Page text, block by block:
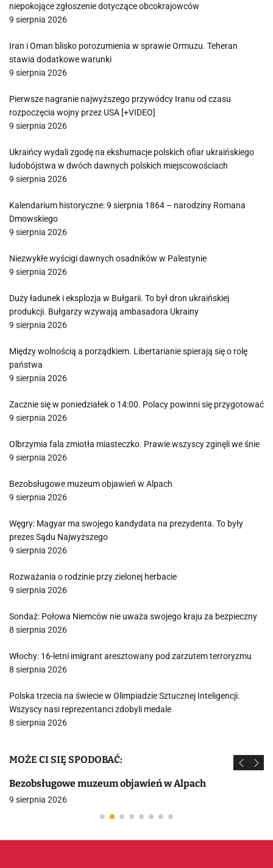
niepokojące zgłoszenie dotyczące obcokrajowców
9 sierpnia 2026
Iran i Oman blisko porozumienia w sprawie Ormuzu. Teheran
stawia dodatkowe warunki
9 sierpnia 2026
Pierwsze nagranie najwyższego przywódcy Iranu od czasu
rozpoczęcia wojny przez USA [+VIDEO]
9 sierpnia 2026
Ukraińcy wydali zgodę na ekshumacje polskich ofiar ukraińskiego
ludobójstwa w dwóch dawnych polskich miejscowościach
9 sierpnia 2026
Kalendarium historyczne: 9 sierpnia 1864 – narodziny Romana
Dmowskiego
9 sierpnia 2026
Niezwykłe wyścigi dawnych osadników w Palestynie
9 sierpnia 2026
Duży ładunek i eksplozja w Bułgarii. To był dron ukraińskiej
produkcji. Bułgarzy wzywają ambasadora Ukrainy
9 sierpnia 2026
Między wolnością a porządkiem. Libertarianie spierają się o rolę
państwa
9 sierpnia 2026
Zacznie się w poniedziałek o 14:00. Polacy powinni się przygotować
9 sierpnia 2026
Olbrzymia fala zmiotła miasteczko. Prawie wszyscy zginęli we śnie
9 sierpnia 2026
Bezobsługowe muzeum objawień w Alpach
9 sierpnia 2026
Węgry: Magyar ma swojego kandydata na prezydenta. To były
prezes Sądu Najwyższego
9 sierpnia 2026
Rozważania o rodzinie przy zielonej herbacie
9 sierpnia 2026
Sondaż: Połowa Niemców nie uważa swojego kraju za bezpieczny
8 sierpnia 2026
Włochy: 16-letni imigrant aresztowany pod zarzutem terroryzmu
8 sierpnia 2026
Polska trzecia na świecie w Olimpiadzie Sztucznej Inteligencji.
Wszyscy nasi reprezentanci zdobyli medale
8 sierpnia 2026
MOŻE CI SIĘ SPODOBAĆ:
Bezobsługowe muzeum objawień w Alpach
9 sierpnia 2026